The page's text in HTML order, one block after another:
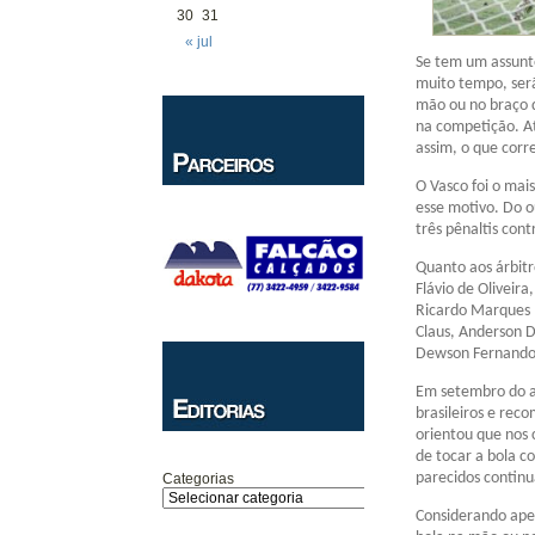
« jul
30 31
Categorias
Se tem um
muito tempo,
mão ou no braço
na competição.
assim, o que
O Vasco foi o
esse motivo. Do
três pênaltis
Quanto aos
Flávio de
Ricardo
Claus, Anderson
Dewson
Em setembro do
brasileiros e
orientou que nos
de tocar a bola
parecidos
Considerando